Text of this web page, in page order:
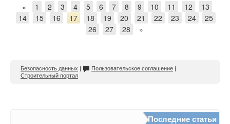
« 1 2 3 4 5 6 7 8 9 10 11 12
13
14
15 16 17 18 19 20 21 22 23 24
25
26
27 28 »
Безопасность данных | Пользовательское соглашение |
Строительный портал
Последние статьи